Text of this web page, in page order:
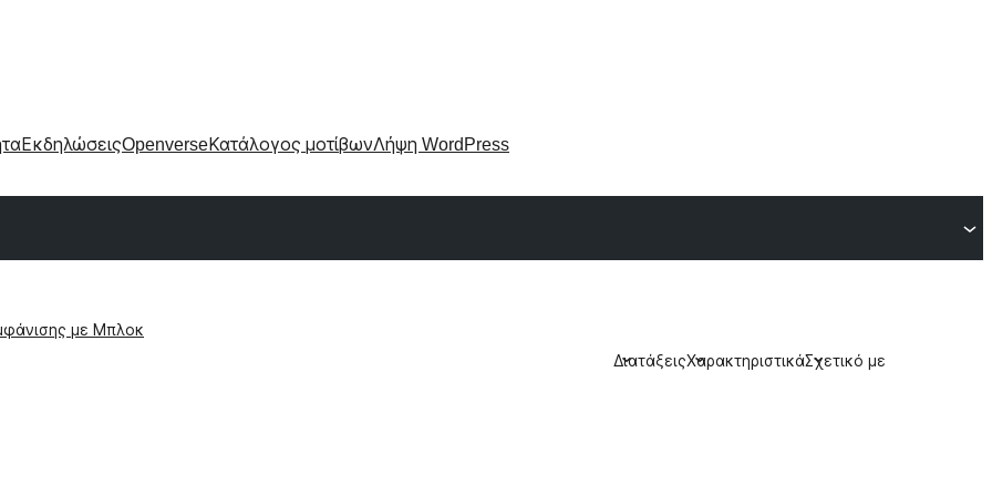
ΕκδηλώσειςOpenverseΚατάλογος μοτίβωνΛήψη WordPress
με Μπλοκ
ΔιατάξειςΧαρακτηριστικάΣχετικό με